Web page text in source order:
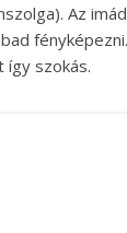
Az
így szokás.